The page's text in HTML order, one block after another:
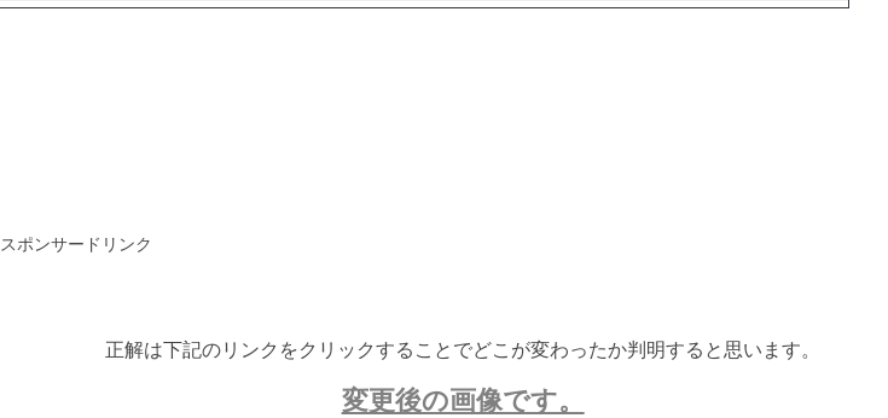
スポンサードリンク
正解は下記のリンクをクリックすることでどこが変わったか判明すると思います。
変更後の画像です。